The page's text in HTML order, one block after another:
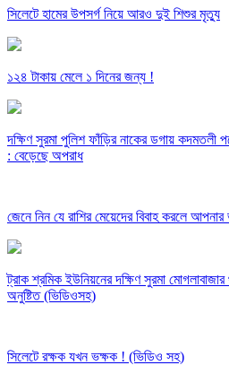
সিলেটে হামের উপসর্গ নিয়ে আরও দুই শিশুর মৃত্যু
১২৪ টাকায় মেলে ১ দিনের জন্য !
দক্ষিণ সুরমা পুলিশ ফাঁড়ির নাকের ডগায় কদমতলী
: বেড়েছে অপরাধ
জেনে নিন যে রাশির মেয়েদের বিবাহ করলে আপনার
ট্রাক শ্রমিক ইউনিয়নের দক্ষিণ সুরমা মোগলাবাজার
অনুষ্টিত (ভিডিওসহ)
সিলেটে রক্ষক যখন ভক্ষক ! (ভিডিও সহ)